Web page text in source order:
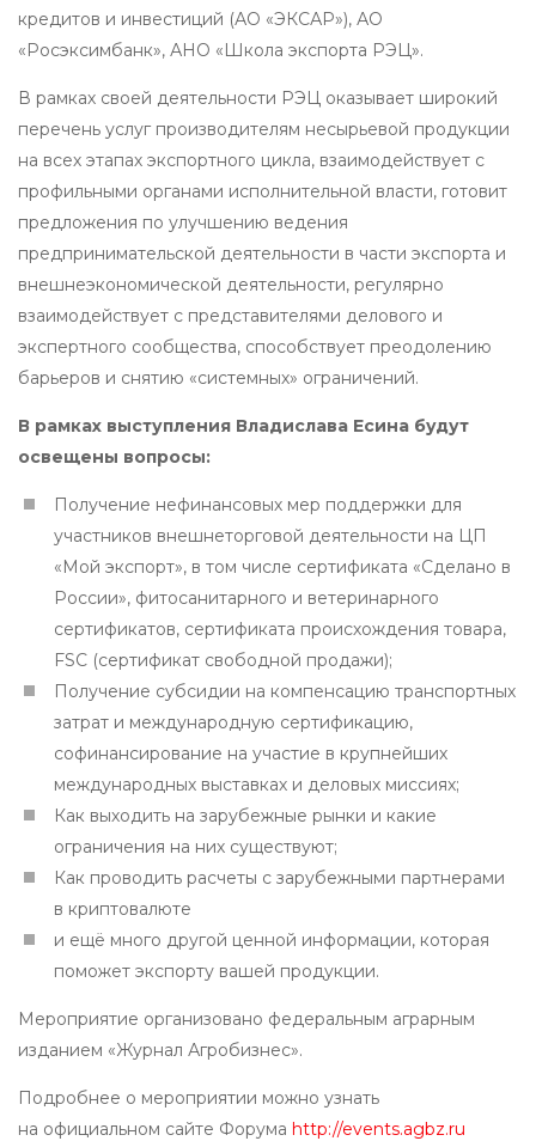
кредитов и инвестиций (АО «ЭКСАР»), АО
«Росэксимбанк», АНО «Школа экспорта РЭЦ».
В рамках своей деятельности РЭЦ оказывает широкий
перечень услуг производителям несырьевой продукции
на всех этапах экспортного цикла, взаимодействует с
профильными органами исполнительной власти, готовит
предложения по улучшению ведения
предпринимательской деятельности в части экспорта и
внешнеэкономической деятельности, регулярно
взаимодействует с представителями делового и
экспертного сообщества, способствует преодолению
барьеров и снятию «системных» ограничений.
В рамках выступления Владислава Есина будут
освещены вопросы:
Получение нефинансовых мер поддержки для
участников внешнеторговой деятельности на ЦП
«Мой экспорт», в том числе сертификата «Сделано в
России», фитосанитарного и ветеринарного
сертификатов, сертификата происхождения товара,
FSC (сертификат свободной продажи);
Получение субсидии на компенсацию транспортных
затрат и международную сертификацию,
софинансирование на участие в крупнейших
международных выставках и деловых миссиях;
Как выходить на зарубежные рынки и какие
ограничения на них существуют;
Как проводить расчеты с зарубежными партнерами
в криптовалюте
и ещё много другой ценной информации, которая
поможет экспорту вашей продукции.
Мероприятие организовано федеральным аграрным
изданием «Журнал Агробизнес».
Подробнее о мероприятии можно узнать
на официальном сайте Форума http://events.agbz.ru